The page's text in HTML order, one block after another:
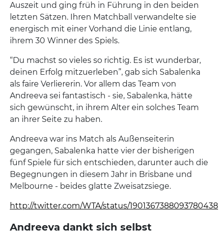
Auszeit und ging früh in Führung in den beiden
letzten Sätzen. Ihren Matchball verwandelte sie
energisch mit einer Vorhand die Linie entlang,
ihrem 30 Winner des Spiels.
“Du machst so vieles so richtig. Es ist wunderbar,
deinen Erfolg mitzuerleben”, gab sich Sabalenka
als faire Verliererin. Vor allem das Team von
Andreeva sei fantastisch - sie, Sabalenka, hätte
sich gewünscht, in ihrem Alter ein solches Team
an ihrer Seite zu haben.
Andreeva war ins Match als Außenseiterin
gegangen, Sabalenka hatte vier der bisherigen
fünf Spiele für sich entschieden, darunter auch die
Begegnungen in diesem Jahr in Brisbane und
Melbourne - beides glatte Zweisatzsiege.
http://twitter.com/WTA/status/1901367388093780438
Andreeva dankt sich selbst